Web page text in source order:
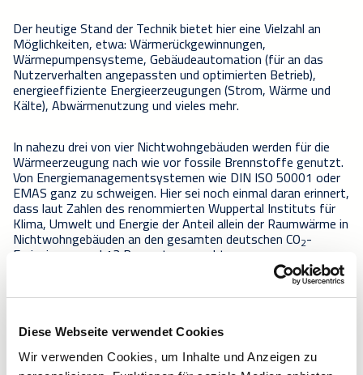
Diese Webseite verwendet Cookies
Wir verwenden Cookies, um Inhalte und Anzeigen zu
Der heutige Stand der Technik bietet hier eine Vielzahl an
Möglichkeiten, etwa: Wärmerückgewinnungen,
Wärmepumpensysteme, Gebäudeautomation (für an das
Nutzerverhalten angepassten und optimierten Betrieb),
energieeffiziente Energieerzeugungen (Strom, Wärme und
Kälte), Abwärmenutzung und vieles mehr.
In nahezu drei von vier Nichtwohngebäuden werden für die
Wärmeerzeugung nach wie vor fossile Brennstoffe genutzt.
Von Energiemanagementsystemen wie DIN ISO 50001 oder
EMAS ganz zu schweigen. Hier sei noch einmal daran erinnert,
dass laut Zahlen des renommierten Wuppertal Instituts für
Klima, Umwelt und Energie der Anteil allein der Raumwärme in
Nichtwohngebäuden an den gesamten deutschen CO2-
Emissionen rund 13 Prozent ausmacht.
Auf dem Erreichten weiter aufbauen
Der Gebäudesektor trägt mit seinem Anteil von rund 30
Prozent an den Gesamtemissionen maßgeblich zur Erreichung
der Klimaschutzziele bei. Einiges wurde bereits erreicht. Auch